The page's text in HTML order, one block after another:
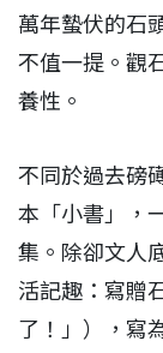
萬年蟄伏的石
不值一提。觀
養性。
不同於過去磅
本「小書」，
集。除卻文人
活記趣：寫贈
了！」），寫